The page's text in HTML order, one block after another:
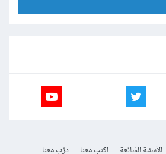
الأسئلة الشائعة اكتب معنا
درّب معنا